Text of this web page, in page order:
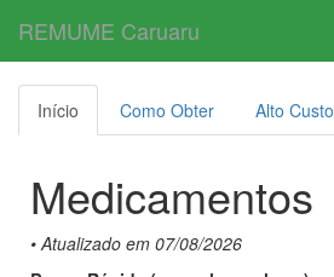
REMUME Caruaru
Início Como Obter Alto Custo
Medicamentos
• Atualizado em 07/08/2026